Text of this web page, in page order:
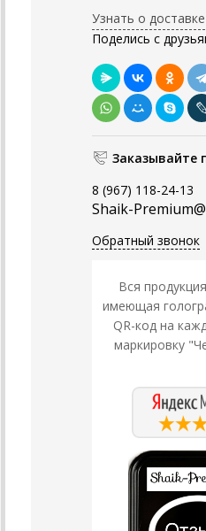
Узнать о доставке
Поделись с
Заказывайте
8 (967) 118-24-13
Shaik-
Обратный звонок
Вся
имеющая
QR-код на
маркировку